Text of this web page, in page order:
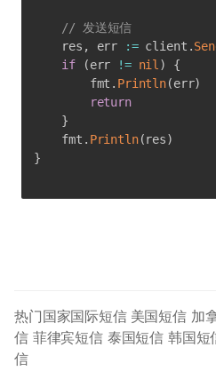
// 发送短信
    res
, err := client .
if
(err != nil )
{
        fmt
. Println(err)
return
}
    fmt
. Println(res)
}
热门国家国际短信 美国短信 加
信 菲律宾短信 泰国短信 韩国短
信